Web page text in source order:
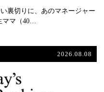
裏切りに、あのマネージャー
ママ（40…
2026.08.08